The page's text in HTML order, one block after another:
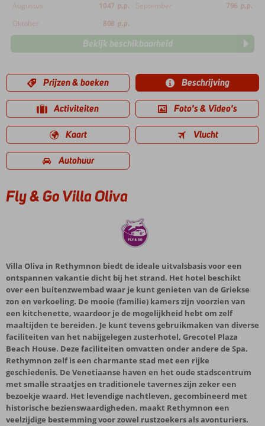
Augustus 1047 p.p. September 796 p.p.
Oktober
808 p.p.
Bekijk beschikbaarheid
Prijzen & boeken Beschrijving
Activiteiten Foto's & Video's
Kaart Vlucht
Autohuur
Fly & Go Villa Oliva
Villa Oliva in Rethymnon biedt de ideale uitvalsbasis voor een
ontspannen vakantie dicht bij het strand. Het hotel beschikt
over een buitenzwembad waar je kunt genieten van de Griekse
zon en verkoeling. De mooie (familie) kamers zijn voorzien van
een kitchenette, waardoor je de mogelijkheid hebt om zelf
maaltijden te bereiden. Je kunt tevens gebruikmaken van diverse
faciliteiten van het nabijgelegen zusterhotel, Grecotel Plaza
Beach House. Deze faciliteiten omvatten onder andere de Spa.
Rethymnon zelf is een charmante stad met een rijke
geschiedenis. De Venetiaanse haven en het oude stadscentrum
met smalle straatjes en traditionele tavernes zijn zeker een
bezoekje waard. Het levendige nachtleven, gecombineerd met
historische bezienswaardigheden, maakt Rethymnon een
veelzijdige bestemming voor zowel rustzoekers als avonturiers.